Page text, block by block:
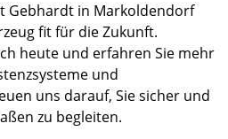
Gebhardt in Markoldendorf
fit für die Zukunft.
heute und erfahren Sie mehr
und
uns darauf, Sie sicher und
zu begleiten.